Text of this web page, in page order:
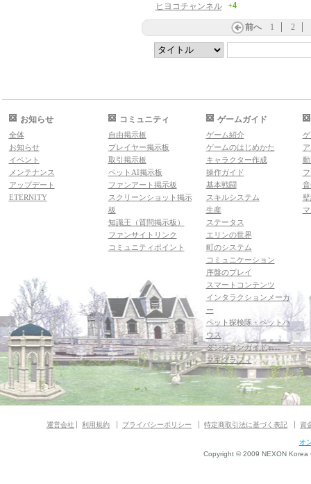
ヒヨコチャンネル +4
前へ 1 2
お知らせ
全体
お知らせ
イベント
メンテナンス
アップデート
ETERNITY
コミュニティ
自由掲示板
プレイヤー掲示板
取引掲示板
ペットAI掲示板
ファンアート掲示板
スクリーンショット掲示
板
知識王（質問掲示板）
ファンサイトリンク
コミュニティポイント
ゲームガイド
ゲーム紹介
ゲームのはじめかた
キャラクター作成
操作ガイド
基本戦闘
スキルシステム
生産
ステータス
エリンの世界
町のシステム
コミュニケーション
序盤のプレイ
スマートコンテンツ
インタラクションメーカ
ー
ペット探検隊・ペットハ
ウス
ダンジョンガイド
マギグラフィ
運営会社 利用規約 プライバシーポリシー 特定商取引法に基づく表記 資
オ
Copyright © 2009 NEXON Korea